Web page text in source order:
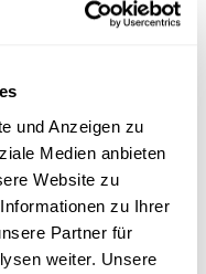
und Anzeigen zu
Medien anbieten
Website zu
zu Ihrer
Partner für
weiter. Unsere
huet
op e Sonnden
een, dass et eng